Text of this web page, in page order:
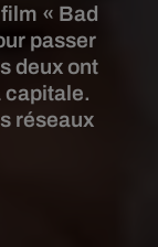
« Bad
passer
deux ont
capitale.
réseaux